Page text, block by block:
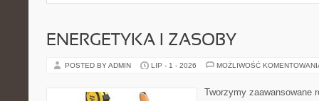
ENERGETYKA I ZASOBY
POSTED BY ADMIN LIP - 1 - 2026 MOŻLIWOŚĆ
Tworzymy zaawansowane